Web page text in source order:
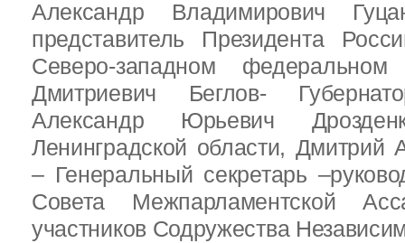
Александр Владимирович
представитель Президента
Северо-западном федеральном
Дмитриевич Беглов-
Александр Юрьевич
Ленинградской области, Дмитрий
– Генеральный секретарь
Совета Межпарламентской
участников Содружества